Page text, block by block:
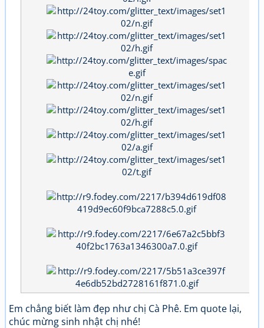
Em chẳng biết làm đẹp như chị Cà Phê. Em quote lại,
chúc mừng sinh nhật chị nhé!